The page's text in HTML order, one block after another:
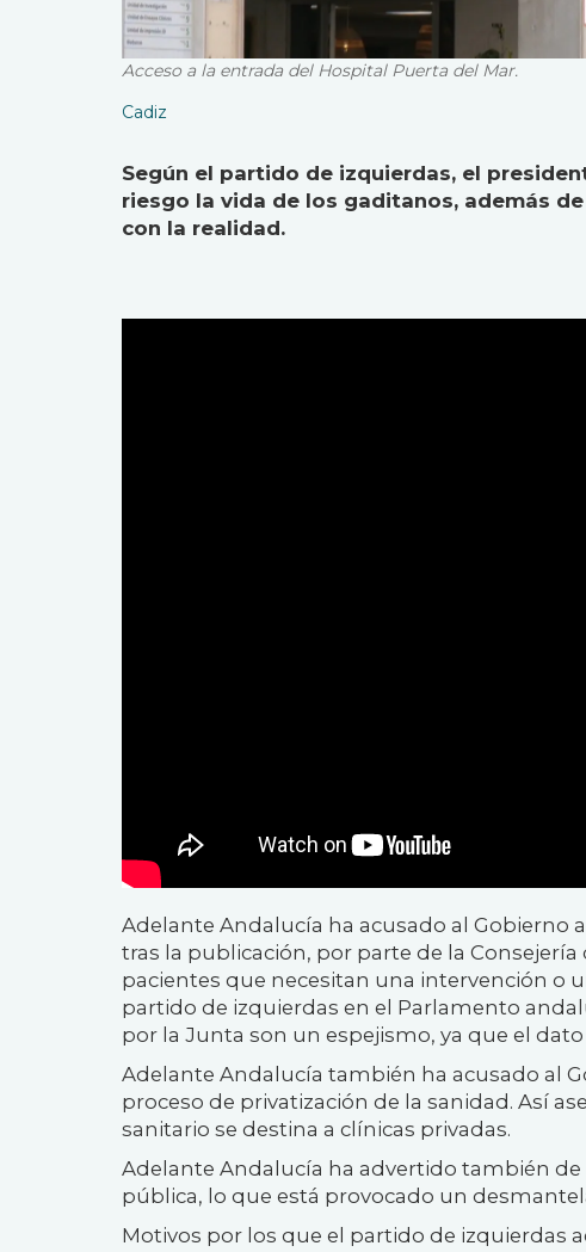
Acceso a la entrada del Hospital Puerta del Mar.
Cadiz
Según el partido de izquierdas, el
riesgo la vida de los gaditanos, además
con la realidad.
Adelante Andalucía ha acusado al Gobierno
tras la publicación, por parte de la
pacientes que necesitan una intervención o
partido de izquierdas en el Parlamento
por la Junta son un espejismo, ya que el
Adelante Andalucía también ha acusado al
proceso de privatización de la sanidad. Así
sanitario se destina a clínicas privadas.
Adelante Andalucía ha advertido también de
pública, lo que está provocado un
Motivos por los que el partido de izquierdas